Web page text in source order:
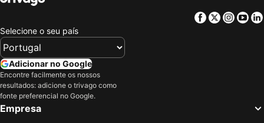
Facebook
Twitter
Selecione o seu país
Adicionar no Google
Encontre facilmente os nossos
resultados: adicione o trivago como
fonte preferencial no Google.
Empresa